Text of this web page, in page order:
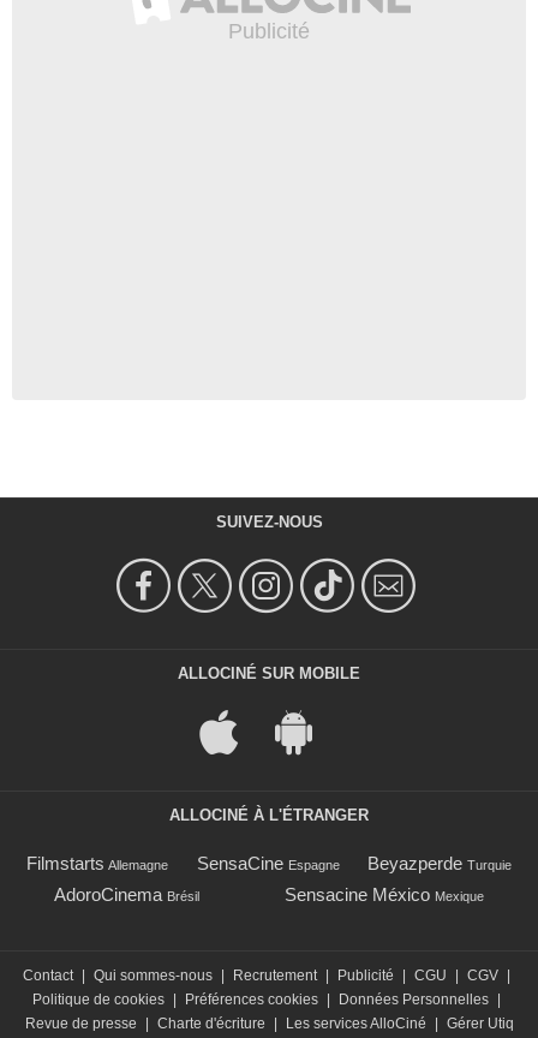
SUIVEZ-NOUS
ALLOCINÉ SUR MOBILE
ALLOCINÉ À L'ÉTRANGER
Filmstarts Allemagne SensaCine Espagne Beyazperde Turquie
AdoroCinema Brésil Sensacine México Mexique
Contact | Qui sommes-nous | Recrutement | Publicité | CGU | CGV |
Politique de cookies | Préférences cookies | Données Personnelles |
Revue de presse
| Charte d'écriture | Les services AlloCiné | Gérer Utiq